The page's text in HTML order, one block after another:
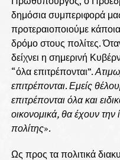
δημόσια συμπεριφορά
προτεραιοποιούμε
δρόμο στους πολίτες.
δείχνει η σημερινή
“όλα επιτρέπονται”.
επιτρέπονται.Εμείς
επιτρέπονται όλα και
οικονομικά, θα έχουν
πολίτης».
Ως προς τα πολιτικά